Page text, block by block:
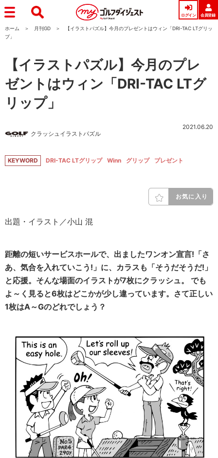
ログイン 会員登録
ホーム 月刊GD
【イラストパズル】今月のプレゼントはウィン「DRI-TAC LTグリッ
プ」
【イラストパズル】今月のプレ
ゼントはウィン「DRI-TAC LTグ
リップ」
クラッシュイラストパズル
2021.06.20
KEYWORD DRI-TAC LTグリップ Winn グリップ プレゼント
お気に入り
出題・イラスト／小山 混
距離の短いサービスホールで、出ましたワンオン宣言!「さ
あ、気合を入れていこう!」に、カラスも「そうだそうだ!」
と応援。そんな場面のイラストが7枚にクラッシュ。 でも
よ～く見ると6枚はどこかが少し違っています。さて正しい
1枚はA～Gのどれでしょう？